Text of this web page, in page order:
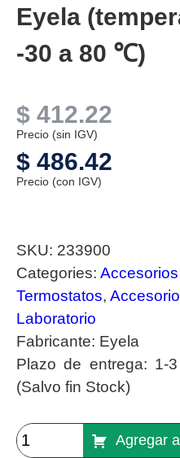
Eyela
-30 a 80 ℃)
$ 412.22
Precio (sin IGV)
$ 486.42
Precio (con IGV)
SKU: 233900
Categories:
Termostatos,
Laboratorio
Fabricante: Eyela
Plazo de entrega: 1-
(Salvo fin Stock)
Agregar